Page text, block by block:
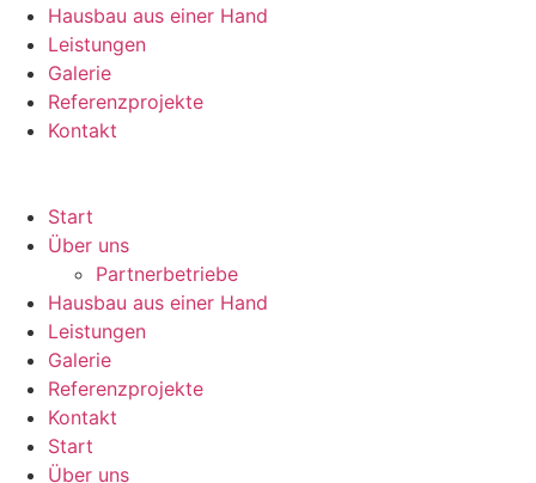
Hausbau aus einer Hand
Leistungen
Galerie
Referenzprojekte
Kontakt
Start
Über uns
Partnerbetriebe
Hausbau aus einer Hand
Leistungen
Galerie
Referenzprojekte
Kontakt
Start
Über uns